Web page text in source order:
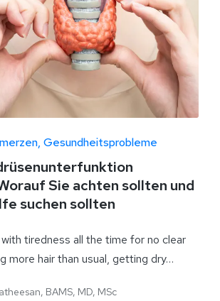
Gesundheitsprobleme
Sie achten sollten und
suchen sollten
tiredness all the time for no clear
more hair than usual, getting dry…
BAMS, MD, MSc